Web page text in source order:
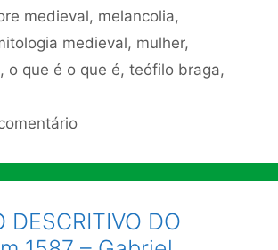
medieval, melancolia,
medieval, mulher,
, o que é o que é, teófilo braga,
DESCRITIVO DO